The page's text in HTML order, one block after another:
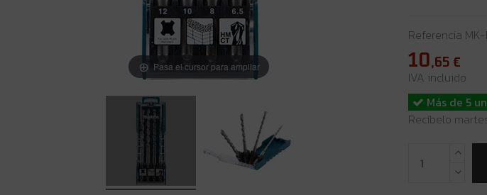
Pasa el cursor para ampliar
Referencia
10,65 €
IVA incluido
Más de 5
Recíbelo